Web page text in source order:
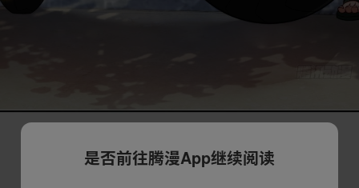
是否前往腾漫App继续阅读